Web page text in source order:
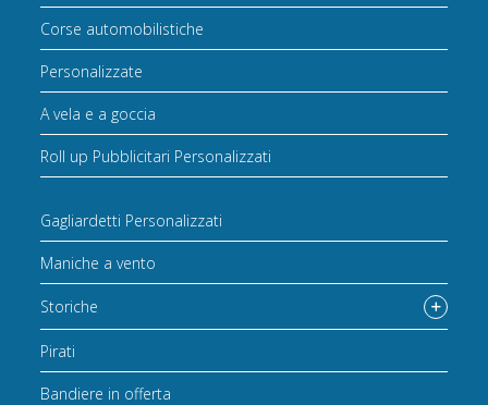
Corse automobilistiche
Personalizzate
A vela e a goccia
Roll up Pubblicitari Personalizzati
Gagliardetti Personalizzati
Maniche a vento
Storiche
Pirati
Bandiere in offerta